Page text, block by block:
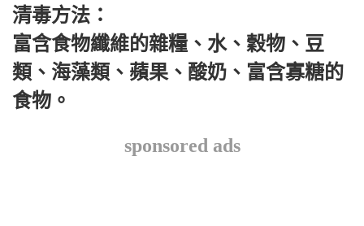
清毒方法：
富含食物纖維的雜糧、水、穀物、豆
類、海藻類、蘋果、酸奶、富含寡糖的
食物。
sponsored ads